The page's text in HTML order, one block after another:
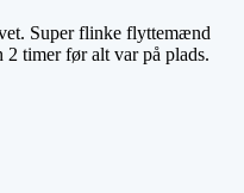
Super flinke flyttemænd
2 timer før alt var på plads.